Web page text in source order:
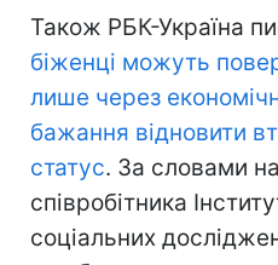
Також РБК-Україна
біженці можуть
лише через
бажання відновити
статус. За словами
співробітника
соціальних